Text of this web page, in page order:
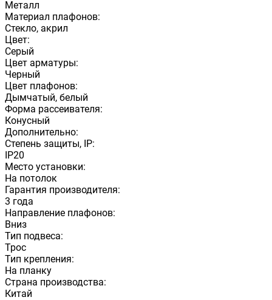
Металл
Материал плафонов:
Стекло, акрил
Цвет:
Серый
Цвет арматуры:
Черный
Цвет плафонов:
Дымчатый, белый
Форма рассеивателя:
Конусный
Дополнительно:
Степень защиты, IP:
IP20
Место установки:
На потолок
Гарантия производителя:
3 года
Направление плафонов:
Вниз
Тип подвеса:
Трос
Тип крепления:
На планку
Страна производства:
Китай